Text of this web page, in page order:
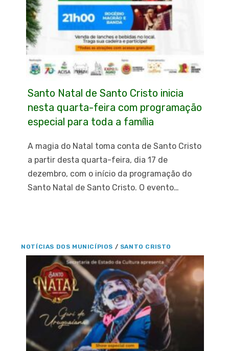
Santo Natal de Santo Cristo inicia
nesta quarta-feira com programação
especial para toda a família
A magia do Natal toma conta de Santo Cristo
a partir desta quarta-feira, dia 17 de
dezembro, com o início da programação do
Santo Natal de Santo Cristo. O evento…
NOTÍCIAS DOS MUNICÍPIOS / SANTO CRISTO